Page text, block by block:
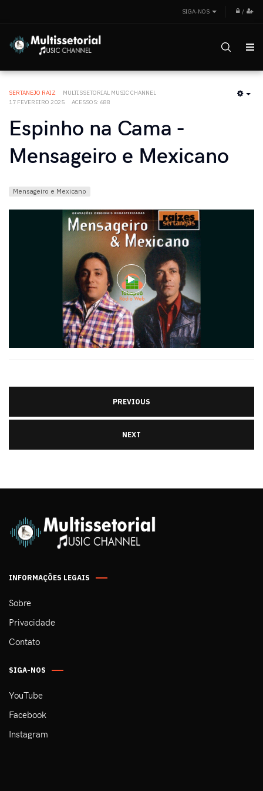
SIGA-NOS /
SERTANEJO RAIZ
MULTISSETORIAL MUSIC CHANNEL
17 FEVEREIRO 2025
ACESSOS: 688
Espinho na Cama -
Mensageiro e Mexicano
Mensageiro e Mexicano
PREVIOUS
NEXT
INFORMAÇÕES LEGAIS
Sobre
Privacidade
Contato
SIGA-NOS
YouTube
Facebook
Instagram